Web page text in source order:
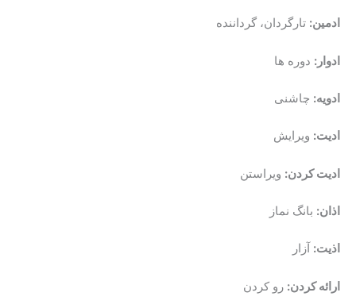
ادمین: تارگردان، گرداننده
ادوار: دوره ها
ادویه: چاشنی
ادیت: ویرایش
ادیت کردن: ویراستن
اذان: بانگ نماز
اذیت: آزار
ارائه کردن: رو کردن